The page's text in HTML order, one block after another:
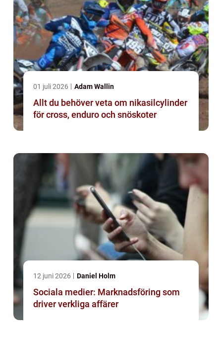
01 juli 2026 Adam Wallin
Allt du behöver veta om nikasilcylinder
för cross, enduro och snöskoter
12 juni 2026 Daniel Holm
Sociala medier: Marknadsföring som
driver verkliga affärer